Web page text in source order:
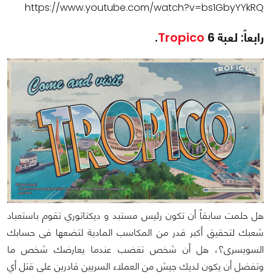
https://www.youtube.com/watch?v=bs1GbyYYkRQ
رابعاً: لعبة Tropico 6.
هل حلمت سابقاً أن تكون رئيس مستبد و ديكتاتوري تقوم باستعباد
شعبك لتحقيق أكبر قدر من المكاسب المادية لتضعها فى حسابك
السويسرى؟، هل أن شخص تغضب عندما يعارضك شخص ما
وتفضل أن يكون لديك جيش من العملاء السريين قادرين على قتل أي